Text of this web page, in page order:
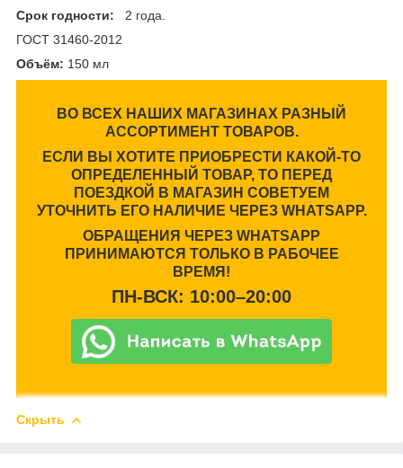
Срок годности: 2 года.
ГОСТ 31460-2012
Объём: 150 мл
ВО ВСЕХ НАШИХ МАГАЗИНАХ РАЗНЫЙ
АССОРТИМЕНТ ТОВАРОВ.
ЕСЛИ ВЫ ХОТИТЕ ПРИОБРЕСТИ КАКОЙ-ТО
ОПРЕДЕЛЕННЫЙ ТОВАР, ТО ПЕРЕД
ПОЕЗДКОЙ В МАГАЗИН СОВЕТУЕМ
УТОЧНИТЬ ЕГО НАЛИЧИЕ ЧЕРЕЗ WHATSAPP.
ОБРАЩЕНИЯ ЧЕРЕЗ WHATSAPP
ПРИНИМАЮТСЯ ТОЛЬКО В РАБОЧЕЕ
ВРЕМЯ!
ПН-ВСК: 10:00–20:00
Скрыть